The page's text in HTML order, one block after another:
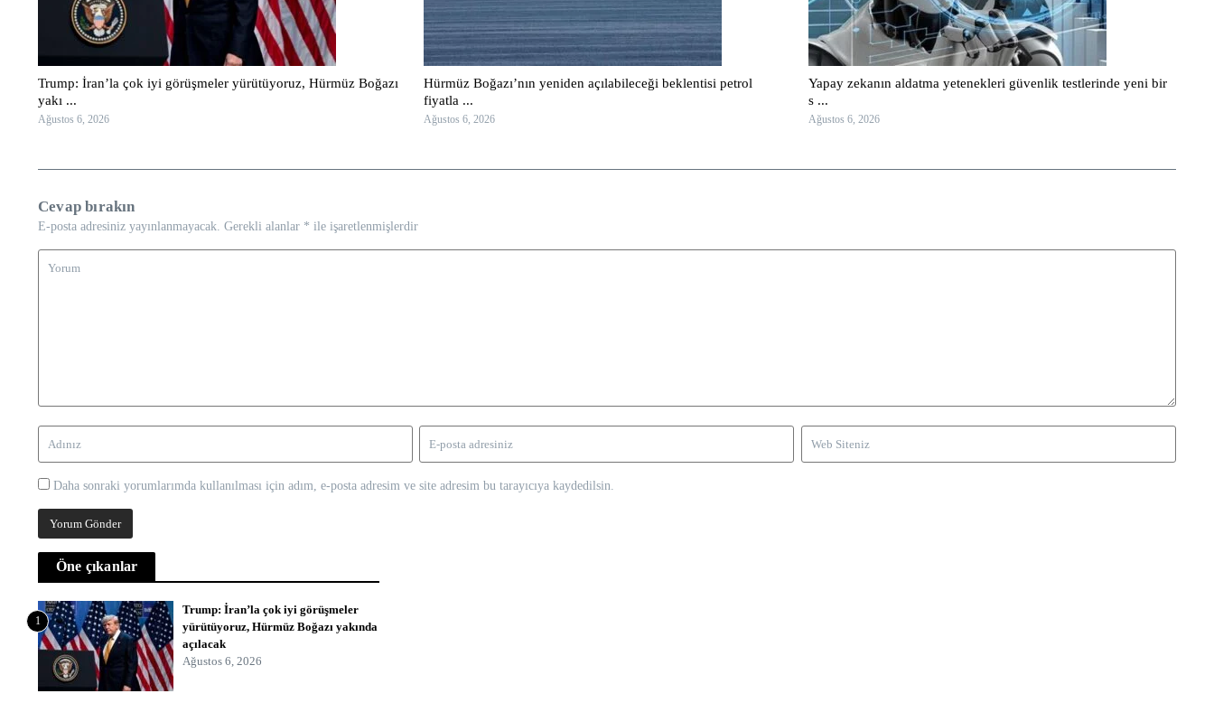
Trump: İran’la çok iyi görüşmeler yürütüyoruz, Hürmüz Boğazı
yakı ...
Ağustos 6, 2026
Hürmüz Boğazı’nın yeniden açılabileceği beklentisi petrol
fiyatla ...
Ağustos 6, 2026
Yapay zekanın aldatma yetenekleri güvenlik testlerinde yeni bir
s ...
Ağustos 6, 2026
Cevap bırakın
E-posta adresiniz yayınlanmayacak. Gerekli alanlar * ile işaretlenmişlerdir
Daha sonraki yorumlarımda kullanılması için adım, e-posta adresim ve site adresim bu tarayıcıya kaydedilsin.
Öne çıkanlar
1
Trump: İran’la çok iyi görüşmeler
yürütüyoruz, Hürmüz Boğazı yakında
açılacak
Ağustos 6, 2026